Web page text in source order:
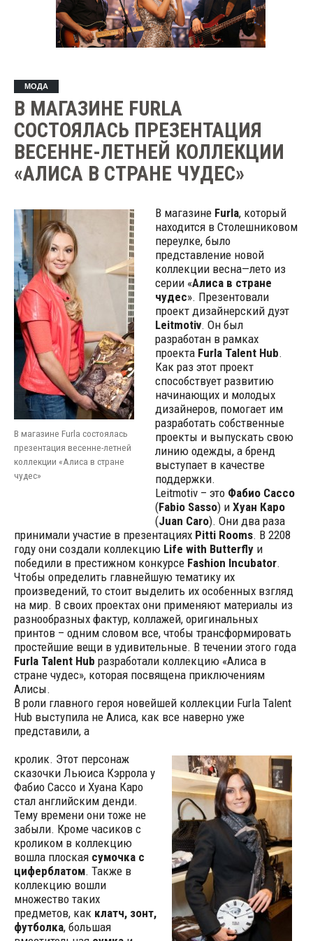
МОДА
В МАГАЗИНЕ FURLA
СОСТОЯЛАСЬ ПРЕЗЕНТАЦИЯ
ВЕСЕННЕ-ЛЕТНЕЙ КОЛЛЕКЦИИ
«АЛИСА В СТРАНЕ ЧУДЕС»
В магазине Furla состоялась
презентация весенне-летней
коллекции «Алиса в стране
чудес»
В магазине Furla, который
находится в Столешниковом
переулке, было
представление новой
коллекции весна—лето из
серии «Алиса в стране
чудес». Презентовали
проект дизайнерский дуэт
Leitmotiv. Он был
разработан в рамках
проекта Furla Talent Hub.
Как раз этот проект
способствует развитию
начинающих и молодых
дизайнеров, помогает им
разработать собственные
проекты и выпускать свою
линию одежды, а бренд
выступает в качестве
поддержки.
Leitmotiv – это Фабио Сассо
(Fabio Sasso) и Хуан Каро
(Juan Caro). Они два раза
принимали участие в презентациях Pitti Rooms. В 2208
году они создали коллекцию Life with Butterflyи
победили в престижном конкурсе Fashion Incubator.
Чтобы определить главнейшую тематику их
произведений, то стоит выделить их особенных взгляд
на мир. В своих проектах они применяют материалы из
разнообразных фактур, коллажей, оригинальных
принтов – одним словом все, чтобы трансформировать
простейшие вещи в удивительные. В течении этого года
Furla Talent Hub разработали коллекцию «Алиса в
стране чудес», которая посвящена приключениям
Алисы.
В роли главного героя новейшей коллекции Furla Talent
Hub выступила не Алиса, как все наверно уже
представили, а
кролик. Этот персонаж
сказочки Льюиса Кэррола у
Фабио Сассо и Хуана Каро
стал английским денди.
Тему времени они тоже не
забыли. Кроме часиков с
кроликом в коллекцию
вошла плоская сумочка с
циферблатом. Также в
коллекцию вошли
множество таких
предметов, как клатч, зонт,
футболка, большая